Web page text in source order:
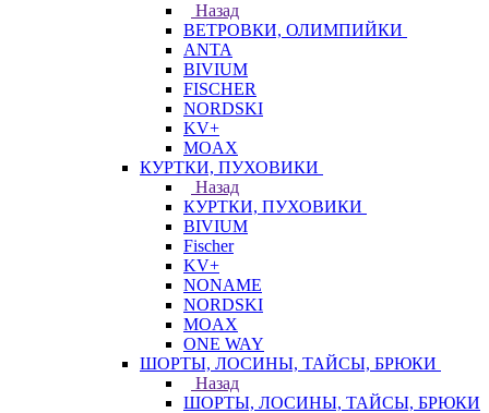
Назад
ВЕТРОВКИ, ОЛИМПИЙКИ
ANTA
BIVIUM
FISCHER
NORDSKI
KV+
MOAX
КУРТКИ, ПУХОВИКИ
Назад
КУРТКИ, ПУХОВИКИ
BIVIUM
Fischer
KV+
NONAME
NORDSKI
MOAX
ONE WAY
ШОРТЫ, ЛОСИНЫ, ТАЙСЫ, БРЮКИ
Назад
ШОРТЫ, ЛОСИНЫ, ТАЙСЫ, БРЮКИ